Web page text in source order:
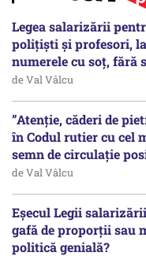
Legea salarizării
polițiști și profesori,
numerele cu soț, fără
de Val Vâlcu
”Atenție, căderi de
în Codul rutier cu cel
semn de circulație
de Val Vâlcu
Eșecul Legii
gafă de proporții sau
politică genială?